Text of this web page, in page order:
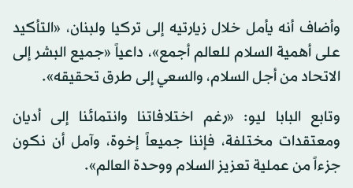
وأضاف أنه يأمل خلال زيارتيه إلى تركيا ولبنان، «التأكيد
على أهمية السلام للعالم أجمع»، داعياً «جميع البشر إلى
الاتحاد من أجل السلام، والسعي إلى طرق تحقيقه».
وتابع البابا ليو: «رغم اختلافاتنا وانتمائنا إلى أديان
ومعتقدات مختلفة، فإننا جميعاً إخوة، وآمل أن نكون
جزءاً من عملية تعزيز السلام ووحدة العالم».